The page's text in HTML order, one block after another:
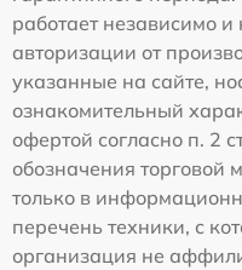
работает независимо
авторизации от
указанные на сайте,
ознакомительный
офертой согласно п. 2
обозначения торговой
только в
перечень техники, с
организация не